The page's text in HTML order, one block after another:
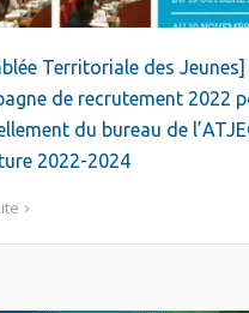
Territoriale des
de recrutement 2022
du bureau de
2022-2024